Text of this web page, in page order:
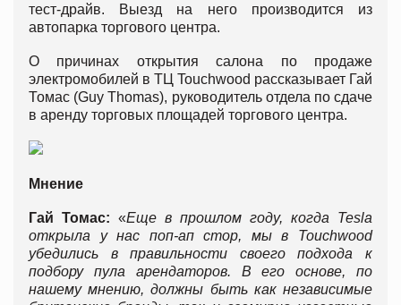
тест-драйв. Выезд на него производится из
автопарка торгового центра.
О причинах открытия салона по продаже
электромобилей в ТЦ Touchwood рассказывает Гай
Томас (Guy Thomas), руководитель отдела по сдаче
в аренду торговых площадей торгового центра.
Мнение
Гай Томас: «Еще в прошлом году, когда Tesla
открыла у нас поп-ап стор, мы в Touchwood
убедились в правильности своего подхода к
подбору пула арендаторов. В его основе, по
нашему мнению, должны быть как независимые